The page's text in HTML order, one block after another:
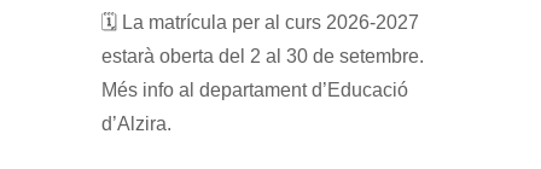
🗓️ La matrícula per al curs 2026-2027
estarà oberta del 2 al 30 de setembre.
Més info al departament d’Educació
d’Alzira.